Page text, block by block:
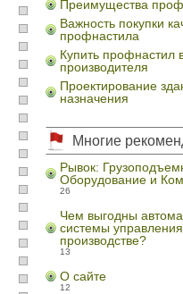
Преимущества
Важность покупки
профнастила
Купить профнастил
производителя
Проектирование
назначения
Многие
Рывок:
Оборудование и
26
Чем выгодны
системы
производстве?
13
О сайте
12